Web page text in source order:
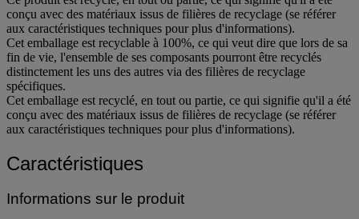
conçu avec des matériaux issus de filières de recyclage (se référer
aux caractéristiques techniques pour plus d'informations).
Cet emballage est recyclable à 100%, ce qui veut dire que lors de sa
fin de vie, l'ensemble de ses composants pourront être recyclés
distinctement les uns des autres via des filières de recyclage
spécifiques.
Cet emballage est recyclé, en tout ou partie, ce qui signifie qu'il a été
conçu avec des matériaux issus de filières de recyclage (se référer
aux caractéristiques techniques pour plus d'informations).
Caractéristiques
Informations sur le produit